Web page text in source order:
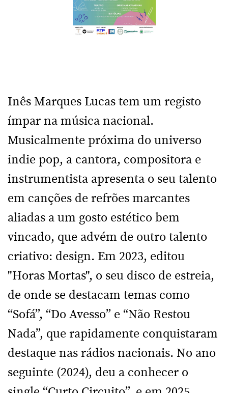
Inês Marques Lucas tem um registo
ímpar na música nacional.
Musicalmente próxima do universo
indie pop, a cantora, compositora e
instrumentista apresenta o seu talento
em canções de refrões marcantes
aliadas a um gosto estético bem
vincado, que advém de outro talento
criativo: design. Em 2023, editou
"Horas Mortas", o seu disco de estreia,
de onde se destacam temas como
“Sofá”, “Do Avesso” e “Não Restou
Nada”, que rapidamente conquistaram
destaque nas rádios nacionais. No ano
seguinte (2024), deu a conhecer o